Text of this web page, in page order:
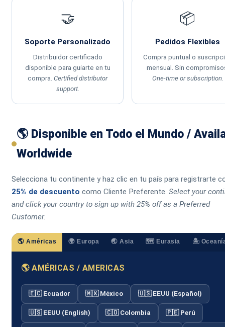
🤝
Soporte Personalizado
Distribuidor certificado
disponible para guiarte en tu
compra. Certified distributor
support.
📦
Pedidos Flexibles
Compra puntual o
mensual. Sin
One-time or subscription.
🌎 Disponible en Todo el Mundo /
Worldwide
Selecciona tu continente y haz clic en tu país para registrarte
25% de descuento como Cliente Preferente. Select your
and click your country to sign up with 25% off as a Preferred
Customer.
🌎 Américas 🌍 Europa 🌏 Asia 🗺️ Eurasia 🏝️
🌎 AMÉRICAS / AMERICAS
🇪🇨 Ecuador 🇲🇽 México 🇺🇸 EEUU (Español)
🇺🇸 EEUU (English) 🇨🇴 Colombia 🇵🇪 Perú